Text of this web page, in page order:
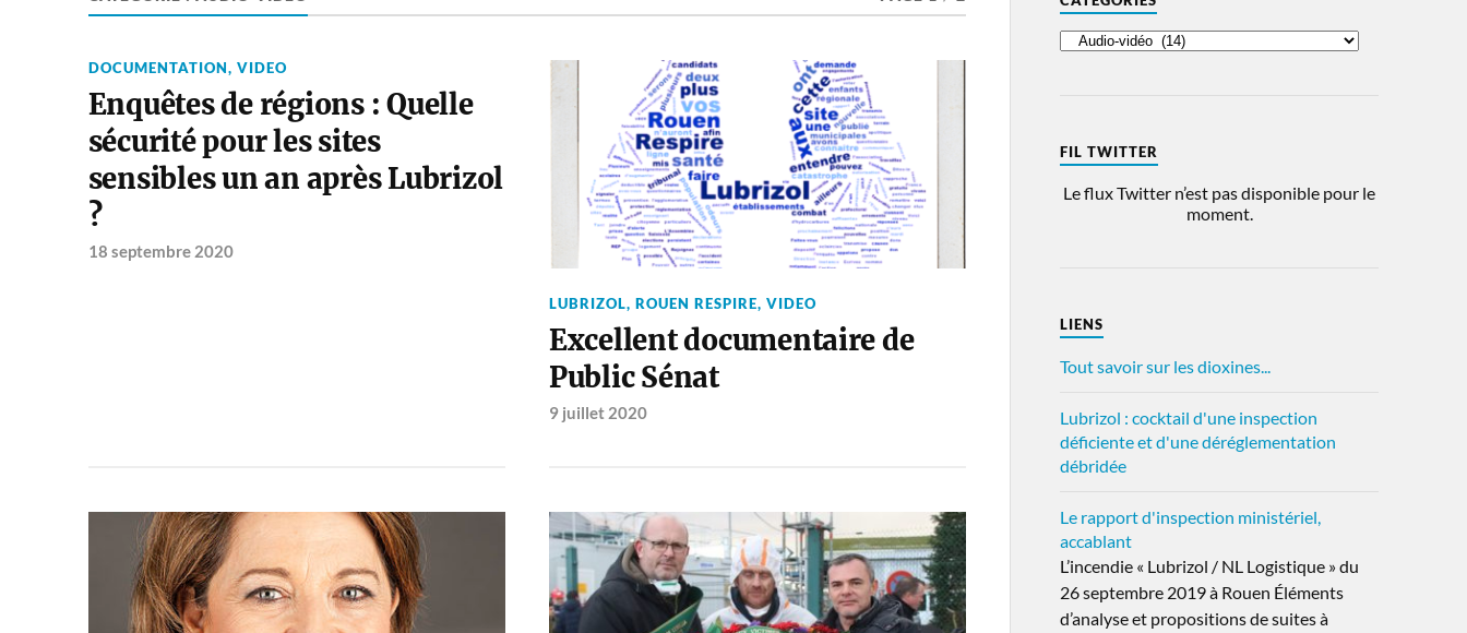
DOCUMENTATION, VIDEO
Enquêtes de régions : Quelle
sécurité pour les sites
sensibles un an après Lubrizol
?
18 septembre 2020
LUBRIZOL, ROUEN RESPIRE, VIDEO
Excellent documentaire de
Public Sénat
9 juillet 2020
FIL TWITTER
Le flux Twitter n’est pas disponible pour le
moment.
LIENS
Tout savoir sur les dioxines...
Lubrizol : cocktail d'une inspection
déficiente et d'une déréglementation
débridée
Le rapport d'inspection ministériel,
accablant
L’incendie « Lubrizol / NL Logistique » du
26 septembre 2019 à Rouen Éléments
d’analyse et propositions de suites à